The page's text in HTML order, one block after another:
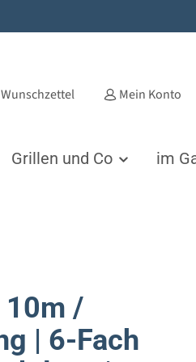
Wunschzettel Mein Konto
Grillen und Co im
10m /
| 6-Fach